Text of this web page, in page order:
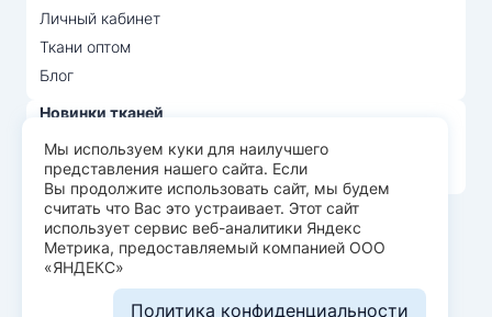
Личный кабинет
Ткани оптом
Блог
Новинки тканей
Распродажа тканей
Лидеры продаж
© Арт Текс — продажа тканей оптом, 2026
Пользовательское соглашение
Политика конфиденциальности
Мы используем куки для наилучшего
представления нашего сайта. Если
Вы продолжите использовать сайт, мы будем
считать что Вас это устраивает. Этот сайт
использует сервис веб-аналитики Яндекс
Метрика, предоставляемый компанией ООО
«ЯНДЕКС»
Политика конфиденциальности